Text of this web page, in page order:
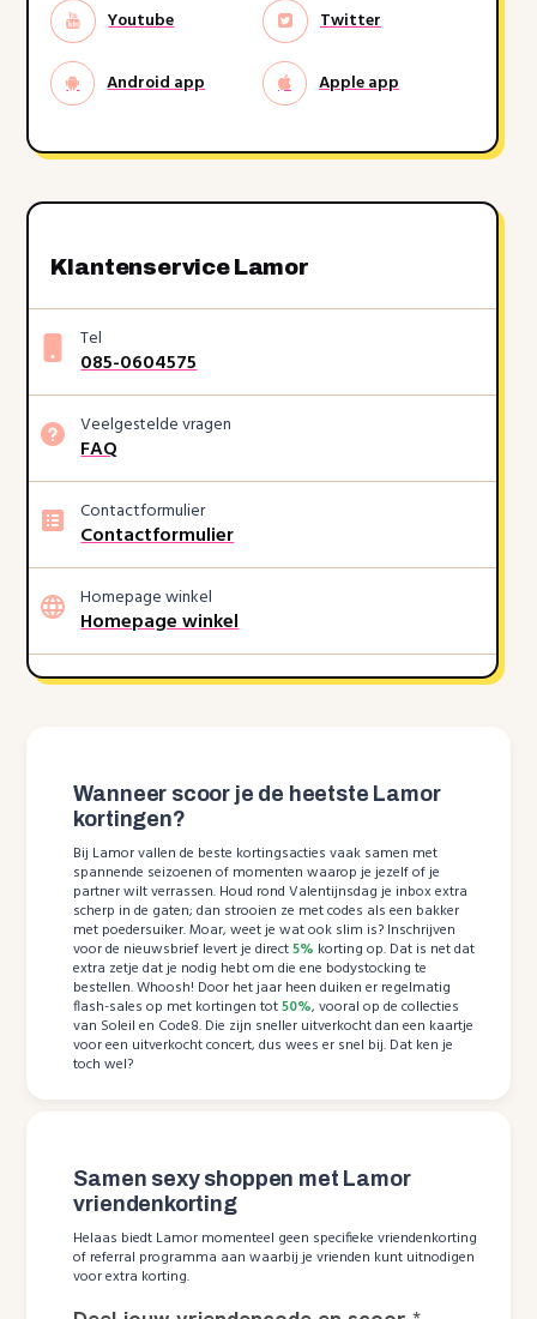
Youtube Twitter
Android app Apple app
Klantenservice Lamor
Tel
085-0604575
Veelgestelde vragen
FAQ
Contactformulier
Contactformulier
Homepage winkel
Homepage winkel
Wanneer scoor je de heetste Lamor
kortingen?
Bij Lamor vallen de beste kortingsacties vaak samen met
spannende seizoenen of momenten waarop je jezelf of je
partner wilt verrassen. Houd rond Valentijnsdag je inbox extra
scherp in de gaten; dan strooien ze met codes als een bakker
met poedersuiker. Moar, weet je wat ook slim is? Inschrijven
voor de nieuwsbrief levert je direct5% korting op. Dat is net dat
extra zetje dat je nodig hebt om die ene bodystocking te
bestellen. Whoosh! Door het jaar heen duiken er regelmatig
flash-sales op met kortingen tot50%, vooral op de collecties
van Soleil en Code8. Die zijn sneller uitverkocht dan een kaartje
voor een uitverkocht concert, dus wees er snel bij. Dat ken je
toch wel?
Samen sexy shoppen met Lamor
vriendenkorting
Helaas biedt Lamor momenteel geen specifieke vriendenkorting
of referral programma aan waarbij je vrienden kunt uitnodigen
voor extra korting.